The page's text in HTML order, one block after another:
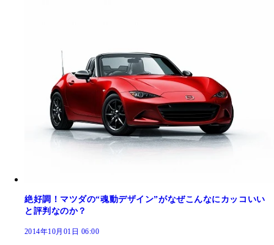
絶好調！マツダの“魂動デザイン”がなぜこんなにカッコいい
と評判なのか？
2014年10月01日 06:00